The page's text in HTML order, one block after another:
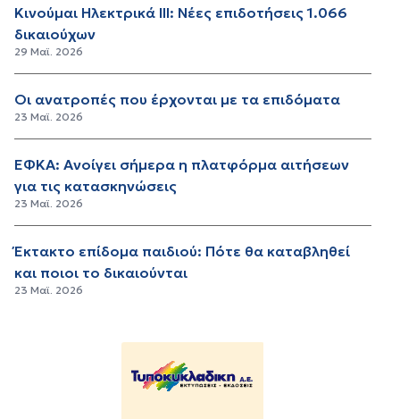
Κινούμαι Ηλεκτρικά ΙΙΙ: Νέες επιδοτήσεις 1.066
δικαιούχων
29 Μαϊ. 2026
Οι ανατροπές που έρχονται με τα επιδόματα
23 Μαϊ. 2026
ΕΦΚΑ: Ανοίγει σήμερα η πλατφόρμα αιτήσεων
για τις κατασκηνώσεις
23 Μαϊ. 2026
Έκτακτο επίδομα παιδιού: Πότε θα καταβληθεί
και ποιοι το δικαιούνται
23 Μαϊ. 2026